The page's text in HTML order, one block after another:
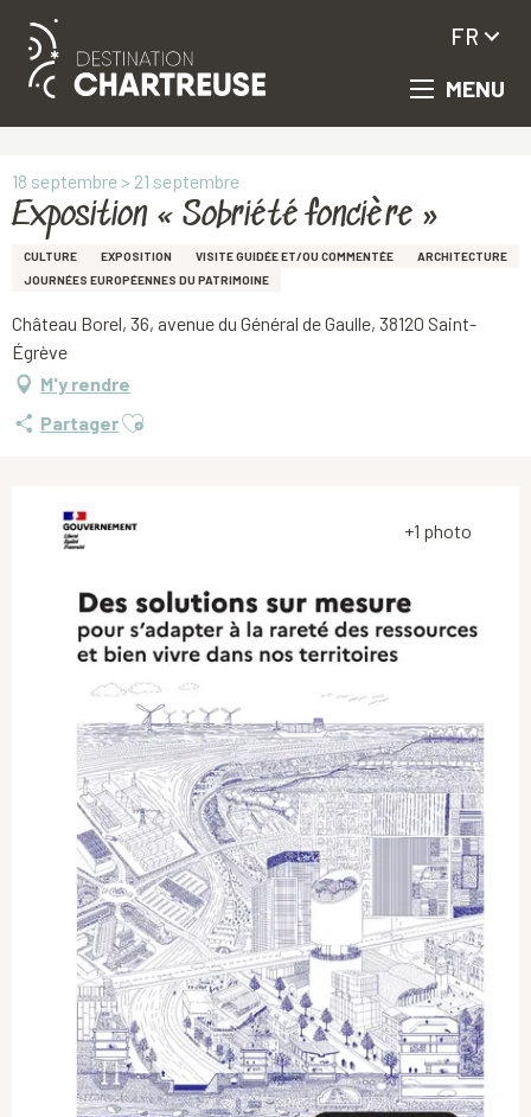
Aller
principal
MENU
FR
18 septembre > 21 septembre
Exposition « Sobriété foncière »
CULTURE EXPOSITION VISITE GUIDÉE ET/OU COMMENTÉE
ARCHITECTURE
JOURNÉES EUROPÉENNES DU PATRIMOINE
Château Borel, 36, avenue du Général de Gaulle, 38120 Saint-
Égrève
M'y rendre
PartagerAjouter aux favoris
+1 photo